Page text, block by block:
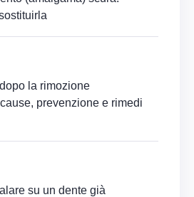
la rimozione
prevenzione e rimedi
su un dente già